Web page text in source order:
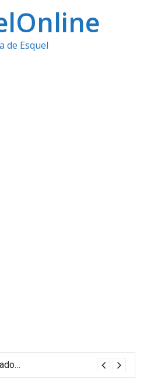
de Esquel
Sindicato de Empleados de Comercio